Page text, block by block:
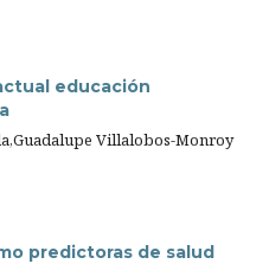
educación
Villalobos-Monroy
predictoras de salud